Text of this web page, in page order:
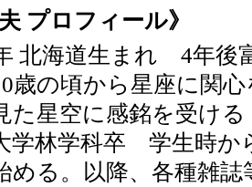
プロフィール》
北海道生まれ 4年後
歳の頃から星座に関
た星空に感銘を受ける
学林学科卒 学生時か
める。以降、各種雑誌